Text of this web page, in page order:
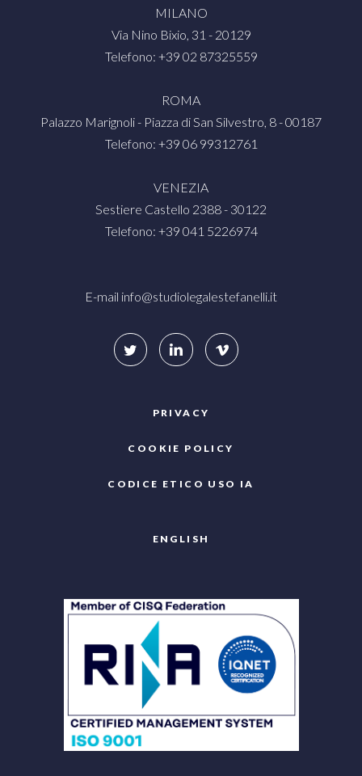
MILANO
Via Nino Bixio, 31 - 20129
Telefono: +39 02 87325559
ROMA
Palazzo Marignoli - Piazza di San Silvestro, 8 - 00187
Telefono: +39 06 99312761
VENEZIA
Sestiere Castello 2388 - 30122
Telefono: +39 041 5226974
E-mail info@studiolegalestefanelli.it
PRIVACY
COOKIE POLICY
CODICE ETICO USO IA
ENGLISH